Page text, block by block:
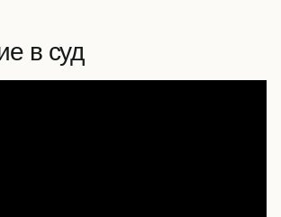
в суд